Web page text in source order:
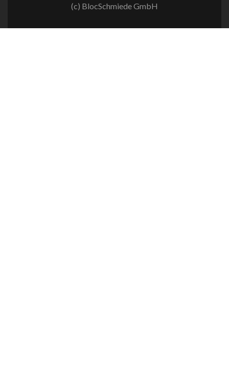
(c) BlocSchmiede GmbH